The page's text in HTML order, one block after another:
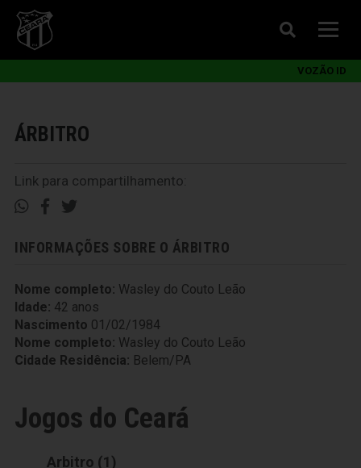
VOZÃO ID
ÁRBITRO
Link para compartilhamento:
INFORMAÇÕES SOBRE O ÁRBITRO
Nome completo: Wasley do Couto Leão
Idade: 42 anos
Nascimento 01/02/1984
Nome completo: Wasley do Couto Leão
Cidade Residência: Belem/PA
Jogos do Ceará
Arbitro (1)